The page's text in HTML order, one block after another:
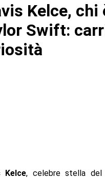
Kelce,
Swift:
Kelce, celebre stella del